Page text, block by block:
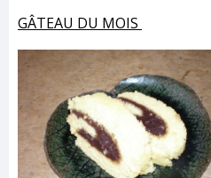
GÂTEAU DU MOIS